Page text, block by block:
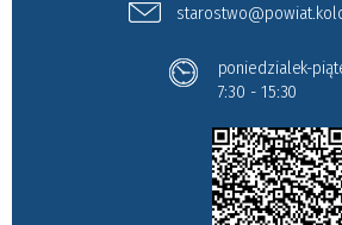
poniedzialek-
7:30 - 15:30